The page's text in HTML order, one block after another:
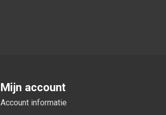
Mijn account
Account informatie